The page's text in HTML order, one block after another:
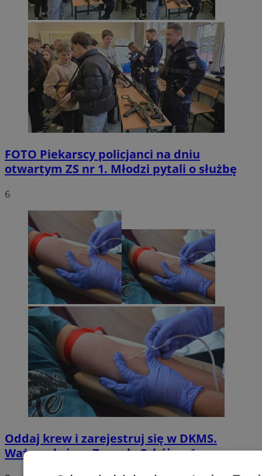
FOTO Piekarscy policjanci na dniu
otwartym ZS nr 1. Młodzi pytali o służbę
6
Oddaj krew i zarejestruj się w DKMS.
Ważna akcja w Zespole Szkół nr 1